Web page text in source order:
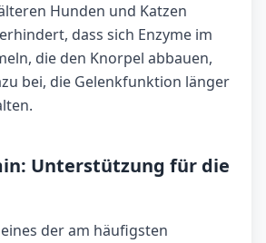
Hunden und Katzen
dass sich Enzyme im
die den Knorpel abbauen,
bei, die Gelenkfunktion länger
Unterstützung für die
der am häufigsten